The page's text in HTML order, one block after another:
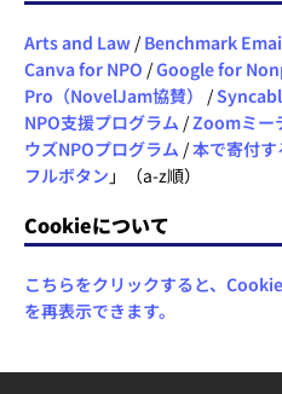
Arts and Law / Benchmark
Canva for NPO /Google for
Pro（NovelJam協賛）
/
NPO支援プログラム /Zoomミー
ウズNPOプログラム /本で寄付
フルボタン 」（a-z順）
Cookieについて
こちらをクリックすると、
を再表示できます。